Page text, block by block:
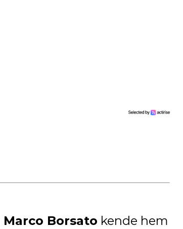
Marco Borsato kende hem